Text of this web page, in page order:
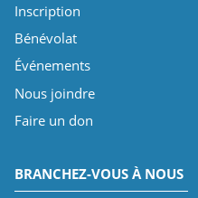
Inscription
Bénévolat
Événements
Nous joindre
Faire un don
BRANCHEZ-VOUS À NOUS